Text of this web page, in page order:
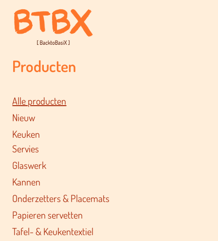
Producten
Alle producten
Nieuw
Keuken
Servies
Glaswerk
Kannen
Onderzetters & Placemats
Papieren servetten
Tafel- & Keukentextiel